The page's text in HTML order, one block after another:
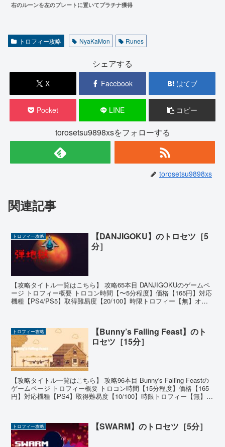
右のルーンを左のプレートに置いてプラチナ獲得
トロフィー攻略 NyaKaMon Runes
シェアする
X Facebook はてブ
Pocket LINE コピー
torosetsu9898xsをフォローする
torosetsu9898xs
関連記事
トロフィー攻略
【DANJIGOKU】のトロセツ［5
分］
【攻略タイトル一覧はこちら】 攻略65本目 DANJIGOKUのゲームペ
ージ トロフィー概要 トロコン時間【〜5分程度】価格【165円】対応
機種【PS4/PS5】取得難易度【20/100】時限トロフィー【無】オン
トロフィー攻略
【Bunny’s Falling Feast】のト
ロセツ［15分］
【攻略タイトル一覧はこちら】 攻略96本目 Bunny's Falling Feastの
ゲームページ トロフィー概要 トロコン時間【15分程度】価格【165
円】対応機種【PS4】取得難易度【10/100】時限トロフィー【無】オ
トロフィー攻略 【SWARM】のトロセツ［5分］